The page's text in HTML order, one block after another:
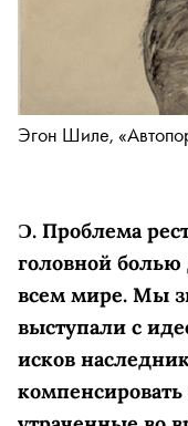
Эгон Шиле,
Ɔ. Проблема
головной болью
всем мире. Мы
выступали с
исков